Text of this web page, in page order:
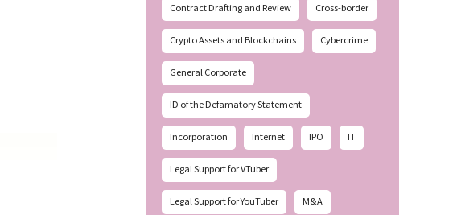
Contract Drafting and Review Cross-border
Crypto Assets and Blockchains Cybercrime
General Corporate
ID of the Defamatory Statement
Incorporation Internet IPO IT
Legal Support for VTuber
Legal Support for YouTuber M&A